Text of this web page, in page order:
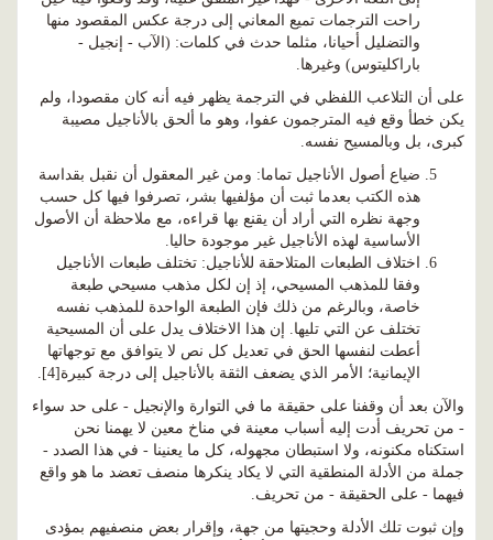
راحت الترجمات تميع المعاني إلى درجة عكس المقصود منها
والتضليل أحيانا، مثلما حدث في كلمات: (الآب - إنجيل -
باراكليتوس) وغيرها.
على أن التلاعب اللفظي في الترجمة يظهر فيه أنه كان مقصودا، ولم
يكن خطأ وقع فيه المترجمون عفوا، وهو ما ألحق بالأناجيل مصيبة
كبرى، بل وبالمسيح نفسه.
ضياع أصول الأناجيل تماما: ومن غير المعقول أن نقبل بقداسة
هذه الكتب بعدما ثبت أن مؤلفيها بشر، تصرفوا فيها كل حسب
وجهة نظره التي أراد أن يقنع بها قراءه، مع ملاحظة أن الأصول
الأساسية لهذه الأناجيل غير موجودة حاليا.
اختلاف الطبعات المتلاحقة للأناجيل: تختلف طبعات الأناجيل
وفقا للمذهب المسيحي، إذ إن لكل مذهب مسيحي طبعة
خاصة، وبالرغم من ذلك فإن الطبعة الواحدة للمذهب نفسه
تختلف عن التي تليها. إن هذا الاختلاف يدل على أن المسيحية
أعطت لنفسها الحق في تعديل كل نص لا يتوافق مع توجهاتها
الإيمانية؛ الأمر الذي يضعف الثقة بالأناجيل إلى درجة كبيرة[4].
والآن بعد أن وقفنا على حقيقة ما في التوارة والإنجيل - على حد سواء
- من تحريف أدت إليه أسباب معينة في مناخ معين لا يهمنا نحن
استكناه مكنونه، ولا استبطان مجهوله، كل ما يعنينا - في هذا الصدد -
جملة من الأدلة المنطقية التي لا يكاد ينكرها منصف تعضد ما هو واقع
فيهما - على الحقيقة - من تحريف.
وإن ثبوت تلك الأدلة وحجيتها من جهة، وإقرار بعض منصفيهم بمؤدى